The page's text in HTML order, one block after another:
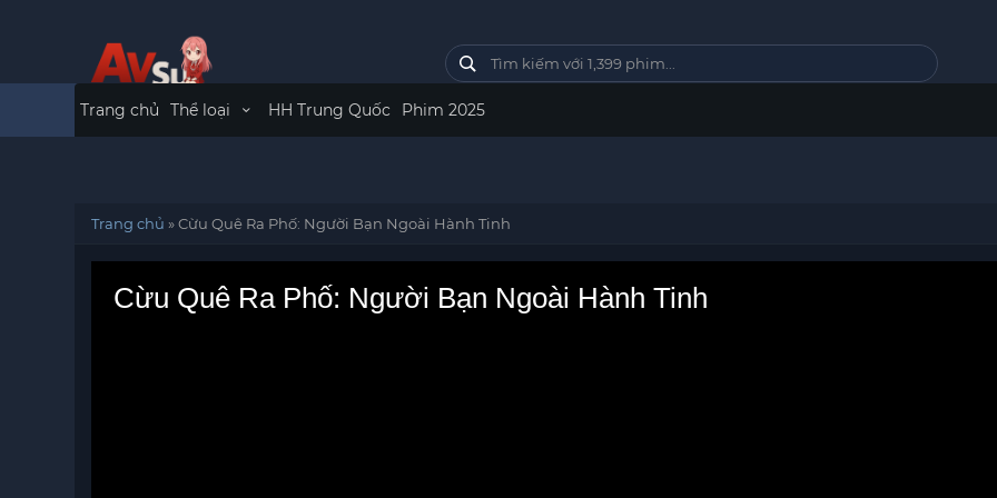
Trang chủ Thể loại HH Trung Quốc Phim 2025
Trang chủ »Cừu Quê Ra Phố: Người Bạn Ngoài Hành Tinh
Cừu Quê Ra Phố: Người Bạn Ngoài Hành Tinh